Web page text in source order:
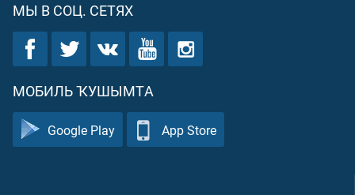
МЫ В СОЦ. СЕТЯХ
МОБИЛЬ ҠУШЫМТА
Google Play App Store